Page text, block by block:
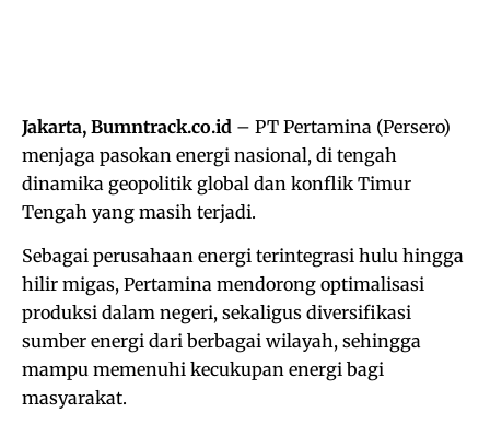
Jakarta, Bumntrack.co.id – PT Pertamina (Persero)
menjaga pasokan energi nasional, di tengah
dinamika geopolitik global dan konflik Timur
Tengah yang masih terjadi.
Sebagai perusahaan energi terintegrasi hulu hingga
hilir migas, Pertamina mendorong optimalisasi
produksi dalam negeri, sekaligus diversifikasi
sumber energi dari berbagai wilayah, sehingga
mampu memenuhi kecukupan energi bagi
masyarakat.